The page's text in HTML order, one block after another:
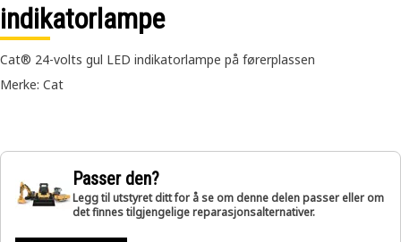
indikatorlampe
Cat® 24-volts gul LED indikatorlampe på førerplassen
Merke: Cat
Passer den?
Legg til utstyret ditt for å se om denne delen passer eller om
det finnes tilgjengelige reparasjonsalternativer.